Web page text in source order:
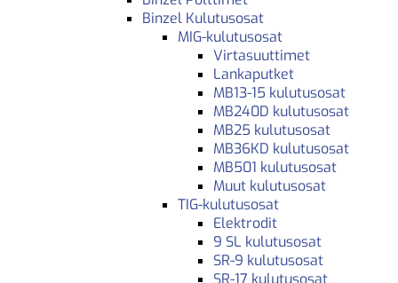
Binzel Kulutusosat
MIG-kulutusosat
Virtasuuttimet
Lankaputket
MB13-15 kulutusosat
MB240D kulutusosat
MB25 kulutusosat
MB36KD kulutusosat
MB501 kulutusosat
Muut kulutusosat
TIG-kulutusosat
Elektrodit
9 SL kulutusosat
SR-9 kulutusosat
SR-17 kulutusosat